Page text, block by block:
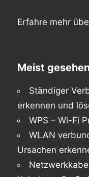
Erfahre mehr
Meist
Ständiger
erkennen und
WPS – Wi-Fi
WLAN
Ursachen